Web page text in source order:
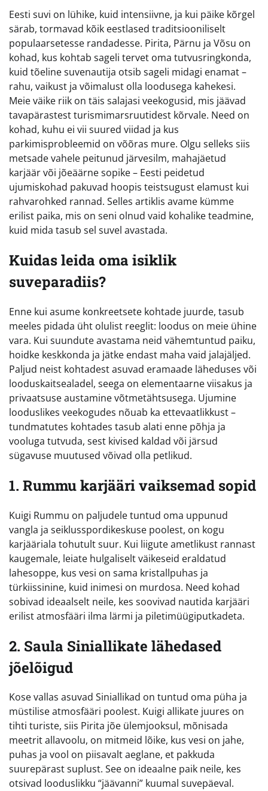
Eesti suvi on lühike, kuid intensiivne, ja kui päike kõrgel
särab, tormavad kõik eestlased traditsiooniliselt
populaarsetesse randadesse. Pirita, Pärnu ja Võsu on
kohad, kus kohtab sageli tervet oma tutvusringkonda,
kuid tõeline suvenautija otsib sageli midagi enamat –
rahu, vaikust ja võimalust olla loodusega kahekesi.
Meie väike riik on täis salajasi veekogusid, mis jäävad
tavapärastest turismimarsruutidest kõrvale. Need on
kohad, kuhu ei vii suured viidad ja kus
parkimisprobleemid on võõras mure. Olgu selleks siis
metsade vahele peitunud järvesilm, mahajäetud
karjäär või jõeäärne sopike – Eesti peidetud
ujumiskohad pakuvad hoopis teistsugust elamust kui
rahvarohked rannad. Selles artiklis avame kümme
erilist paika, mis on seni olnud vaid kohalike teadmine,
kuid mida tasub sel suvel avastada.
Kuidas leida oma isiklik
suveparadiis?
Enne kui asume konkreetsete kohtade juurde, tasub
meeles pidada üht olulist reeglit: loodus on meie ühine
vara. Kui suundute avastama neid vähemtuntud paiku,
hoidke keskkonda ja jätke endast maha vaid jalajäljed.
Paljud neist kohtadest asuvad eramaade läheduses või
looduskaitsealadel, seega on elementaarne viisakus ja
privaatsuse austamine võtmetähtsusega. Ujumine
looduslikes veekogudes nõuab ka ettevaatlikkust –
tundmatutes kohtades tasub alati enne põhja ja
vooluga tutvuda, sest kivised kaldad või järsud
sügavuse muutused võivad olla petlikud.
1. Rummu karjääri vaiksemad sopid
Kuigi Rummu on paljudele tuntud oma uppunud
vangla ja seiklusspordikeskuse poolest, on kogu
karjääriala tohutult suur. Kui liigute ametlikust rannast
kaugemale, leiate hulgaliselt väikeseid eraldatud
lahesoppe, kus vesi on sama kristallpuhas ja
türkiissinine, kuid inimesi on murdosa. Need kohad
sobivad ideaalselt neile, kes soovivad nautida karjääri
erilist atmosfääri ilma lärmi ja piletimüügiputkadeta.
2. Saula Siniallikate lähedased
jõelõigud
Kose vallas asuvad Siniallikad on tuntud oma püha ja
müstilise atmosfääri poolest. Kuigi allikate juures on
tihti turiste, siis Pirita jõe ülemjooksul, mõnisada
meetrit allavoolu, on mitmeid lõike, kus vesi on jahe,
puhas ja vool on piisavalt aeglane, et pakkuda
suurepärast suplust. See on ideaalne paik neile, kes
otsivad looduslikku “jäävanni” kuumal suvepäeval.